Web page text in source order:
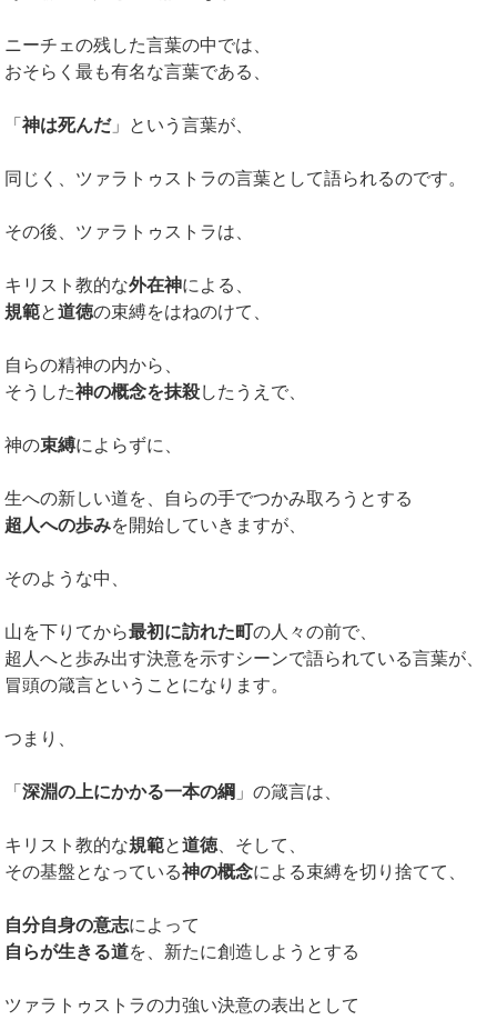
ニーチェの残した言葉の中では、
おそらく最も有名な言葉である、
「神は死んだ」という言葉が、
同じく、ツァラトゥストラの言葉として語られるのです。
その後、ツァラトゥストラは、
キリスト教的な外在神による、
規範と道徳の束縛をはねのけて、
自らの精神の内から、
そうした神の概念を抹殺したうえで、
神の束縛によらずに、
生への新しい道を、自らの手でつかみ取ろうとする
超人への歩みを開始していきますが、
そのような中、
山を下りてから最初に訪れた町の人々の前で、
超人へと歩み出す決意を示すシーンで語られている言葉が、
冒頭の箴言ということになります。
つまり、
「深淵の上にかかる一本の綱 」の箴言は、
キリスト教的な規範と道徳、そして、
その基盤となっている神の概念による束縛を切り捨てて、
自分自身の意志によって
自らが生きる道を、新たに創造しようとする
ツァラトゥストラの力強い決意の表出として